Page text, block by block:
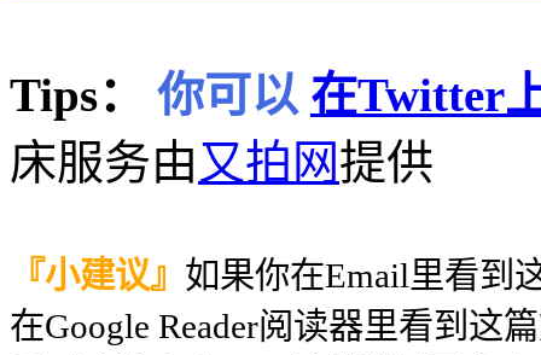
Tips： 你可以 在Twitter
床服务由又拍网提供
『小建议』 如果你在Email里看到
在Google Reader阅读器里看到这